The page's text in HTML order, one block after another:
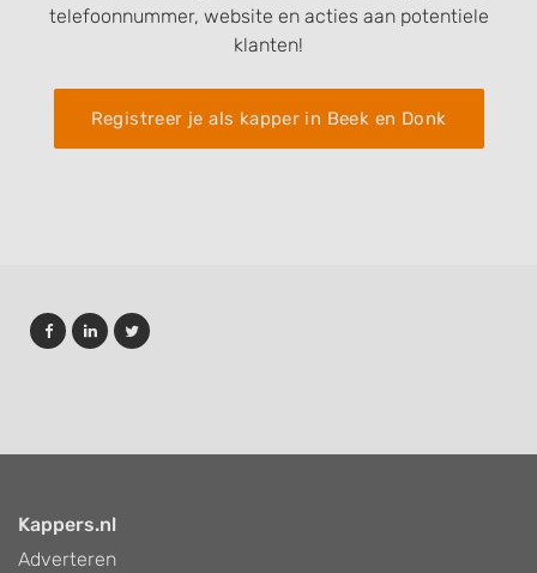
telefoonnummer, website en acties aan potentiele
klanten!
Registreer je als kapper in Beek en Donk
Kappers.nl
Adverteren